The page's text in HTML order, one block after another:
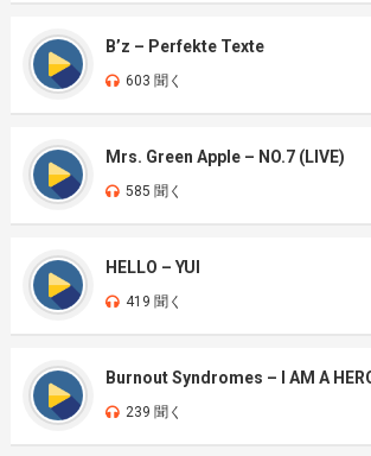
B’z – Perfekte Texte
603 聞く
Mrs. Green Apple – NO.7 (LIVE)
585 聞く
HELLO – YUI
419 聞く
Burnout Syndromes – I AM A
239 聞く